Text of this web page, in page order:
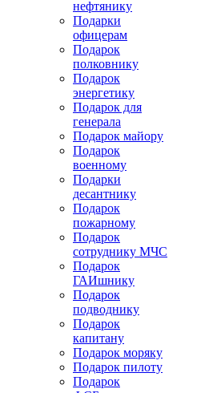
нефтянику
Подарки
офицерам
Подарок
полковнику
Подарок
энергетику
Подарок для
генерала
Подарок майору
Подарок
военному
Подарки
десантнику
Подарок
пожарному
Подарок
сотруднику МЧС
Подарок
ГАИшнику
Подарок
подводнику
Подарок
капитану
Подарок моряку
Подарок пилоту
Подарок